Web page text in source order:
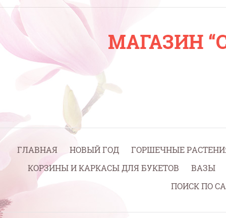
ГЛАВНАЯ НОВЫЙ ГОД
ГОРШЕЧНЫЕ
КОРЗИНЫ И КАРКАСЫ ДЛЯ БУКЕТОВ
ВАЗЫ
ПОИСК ПО